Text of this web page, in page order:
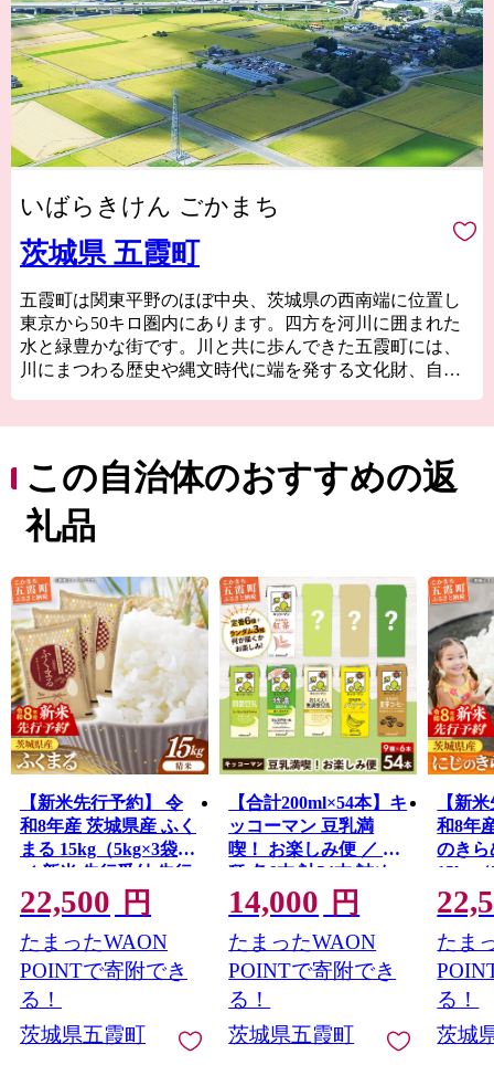
いばらきけん ごかまち
茨城県 五霞町
五霞町は関東平野のほぼ中央、茨城県の西南端に位置し
東京から50キロ圏内にあります。四方を河川に囲まれた
水と緑豊かな街です。川と共に歩んできた五霞町には、
川にまつわる歴史や縄文時代に端を発する文化財、自然
この自治体のおすすめの返
礼品
【新米先行予約】 令
和8年産 茨城県産 ふく
まる 15kg（5kg×3袋）
／ 新米 先行受付 先行
予約 2026年 米 お米 精
米 特A米 特A 特A評価
旨味 安心 美味しい 茨
城県 五霞町
22,500 円
たまったWAON
POINTで寄附でき
る！
茨城県五霞町
【合計200ml×54本】キ
ッコーマン 豆乳満
喫！ お楽しみ便 ／ 9
種 各6本 計54本 詰め
合わせ アソート 飲み
比べ 豆乳飲料 豆乳 健
康 おまかせ おやつ 大
豆 パック 定番 飲み切
り おすすめ 茨城県 五
霞町 N
14,000 円
たまったWAON
POINTで寄附でき
る！
茨城県五霞町
【新
和8年
のきら
15kg
米 先
2026
味 安
県 五
たま
る！
茨城